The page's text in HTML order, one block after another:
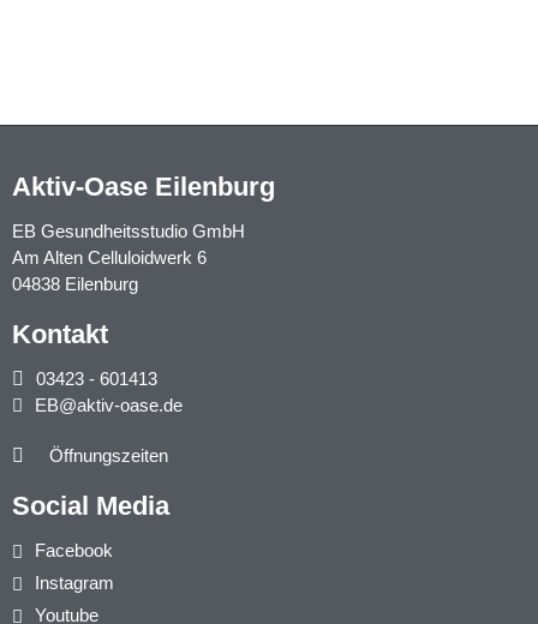
Aktiv-Oase Eilenburg
EB Gesundheitsstudio GmbH
Am Alten Celluloidwerk 6
04838 Eilenburg
Kontakt
03423 - 601413
EB@aktiv-oase.de
Öffnungszeiten
Social Media
Facebook
Instagram
Youtube